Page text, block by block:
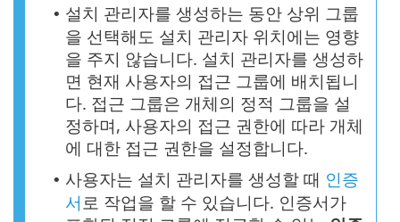
• 설치 관리자를 생성하는 동안 상위 그룹
을 선택해도 설치 관리자 위치에는 영향
을 주지 않습니다. 설치 관리자를 생성하
면 현재 사용자의 접근 그룹에 배치됩니
다. 접근 그룹은 개체의 정적 그룹을 설
정하며, 사용자의 접근 권한에 따라 개체
에 대한 접근 권한을 설정합니다.
• 사용자는 설치 관리자를 생성할 때 인증
서 로 작업을 할 수 있습니다. 인증서가